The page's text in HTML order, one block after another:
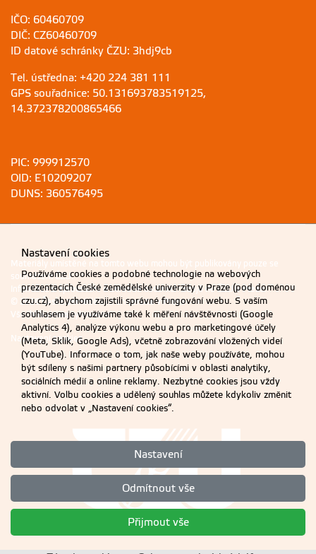
IČO: 60460709
DIČ: CZ60460709
ID datové schránky ČZU: 3hdj9cb
Tel. ústředna: +420 224 381 111
GPS souřadnice: 50.131693783519125,
14.372378200865466
PIC: 999912570
OID: E10209207
DUNS: 360576495
Materiály umístěné na tomto webu mohou být publikovány pouze se
souhlasem ČZU.
Informace o zpracování a ochraně osobních údajů na ČZU v Praze.
© 2026 Česká zemědělská univerzita v Praze
Všechna práva vyhrazena
Nastavení cookies
Nastavení cookies
Používáme cookies a podobné technologie na webových
prezentacích České zemědělské univerzity v Praze (pod doménou
czu.cz), abychom zajistili správné fungování webu. S vaším
souhlasem je využíváme také k měření návštěvnosti (Google
Analytics 4), analýze výkonu webu a pro marketingové účely
(Meta, Sklik, Google Ads), včetně zobrazování vložených videí
(YouTube). Informace o tom, jak naše weby používáte, mohou
být sdíleny s našimi partnery působícími v oblasti analytiky,
sociálních médií a online reklamy. Nezbytné cookies jsou vždy
aktivní. Volbu cookies a udělený souhlas můžete kdykoliv změnit
nebo odvolat v „Nastavení cookies“.
Nastavení
Odmítnout vše
Přijmout vše